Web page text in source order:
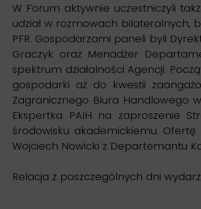
W Forum aktywnie uczestniczyli
udział w rozmowach bilateralnych,
PFR. Gospodarzami paneli byli
Graczyk oraz Menadżer
spektrum działalności Agencji.
gospodarki aż do kwestii
Zagranicznego Biura Handlowego
Ekspertka PAIH na zaproszenie
środowisku akademickiemu.
Wojciech Nowicki z Departemantu
Relacja z poszczególnych dni